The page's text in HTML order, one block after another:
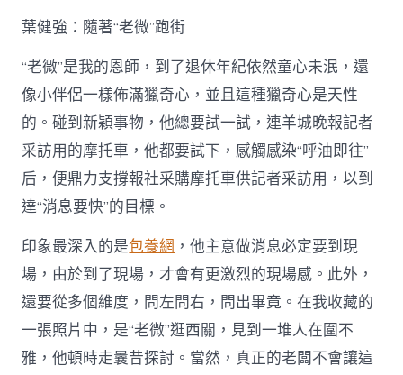
葉健強：隨著“老微”跑街
“老微”是我的恩師，到了退休年紀依然童心未泯，還
像小伴侶一樣佈滿獵奇心，並且這種獵奇心是天性
的。碰到新穎事物，他總要試一試，連羊城晚報記者
采訪用的摩托車，他都要試下，感觸感染“呼油即往”
后，便鼎力支撐報社采購摩托車供記者采訪用，以到
達“消息要快”的目標。
印象最深入的是包養網 ，他主意做消息必定要到現
場，由於到了現場，才會有更激烈的現場感。此外，
還要從多個維度，問左問右，問出畢竟。在我收藏的
一張照片中，是“老微”逛西關，見到一堆人在圍不
雅，他頓時走曩昔探討。當然，真正的老闆不會讓這